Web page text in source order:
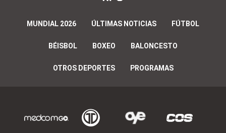
MUNDIAL 2026 ÚLTIMAS NOTICIAS FÚTBOL
BÉISBOL BOXEO BALONCESTO
OTROS DEPORTES PROGRAMAS